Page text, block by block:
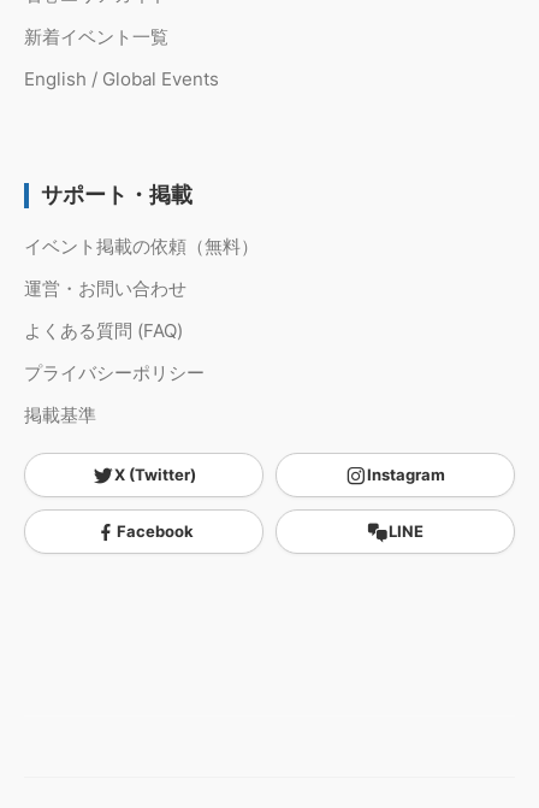
新着イベント一覧
English / Global Events
サポート・掲載
イベント掲載の依頼（無料）
運営・お問い合わせ
よくある質問 (FAQ)
プライバシーポリシー
掲載基準
X (Twitter) Instagram
Facebook LINE